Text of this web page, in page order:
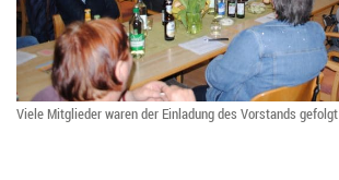
Vie­le Mit­glie­der waren der Ein­la­dung des Vor­stands gefolgt